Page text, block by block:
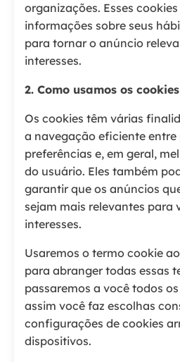
organizações. Esses
informações sobre seus
para tornar o anúncio
interesses.
2. Como usamos os cookies
Os cookies têm várias
a navegação eficiente
preferências e, em geral,
do usuário. Eles também
garantir que os anúncios
sejam mais relevantes para
interesses.
Usaremos o termo cookie
para abranger todas essas
passaremos a você todos
assim você faz escolhas
configurações de cookies
dispositivos.